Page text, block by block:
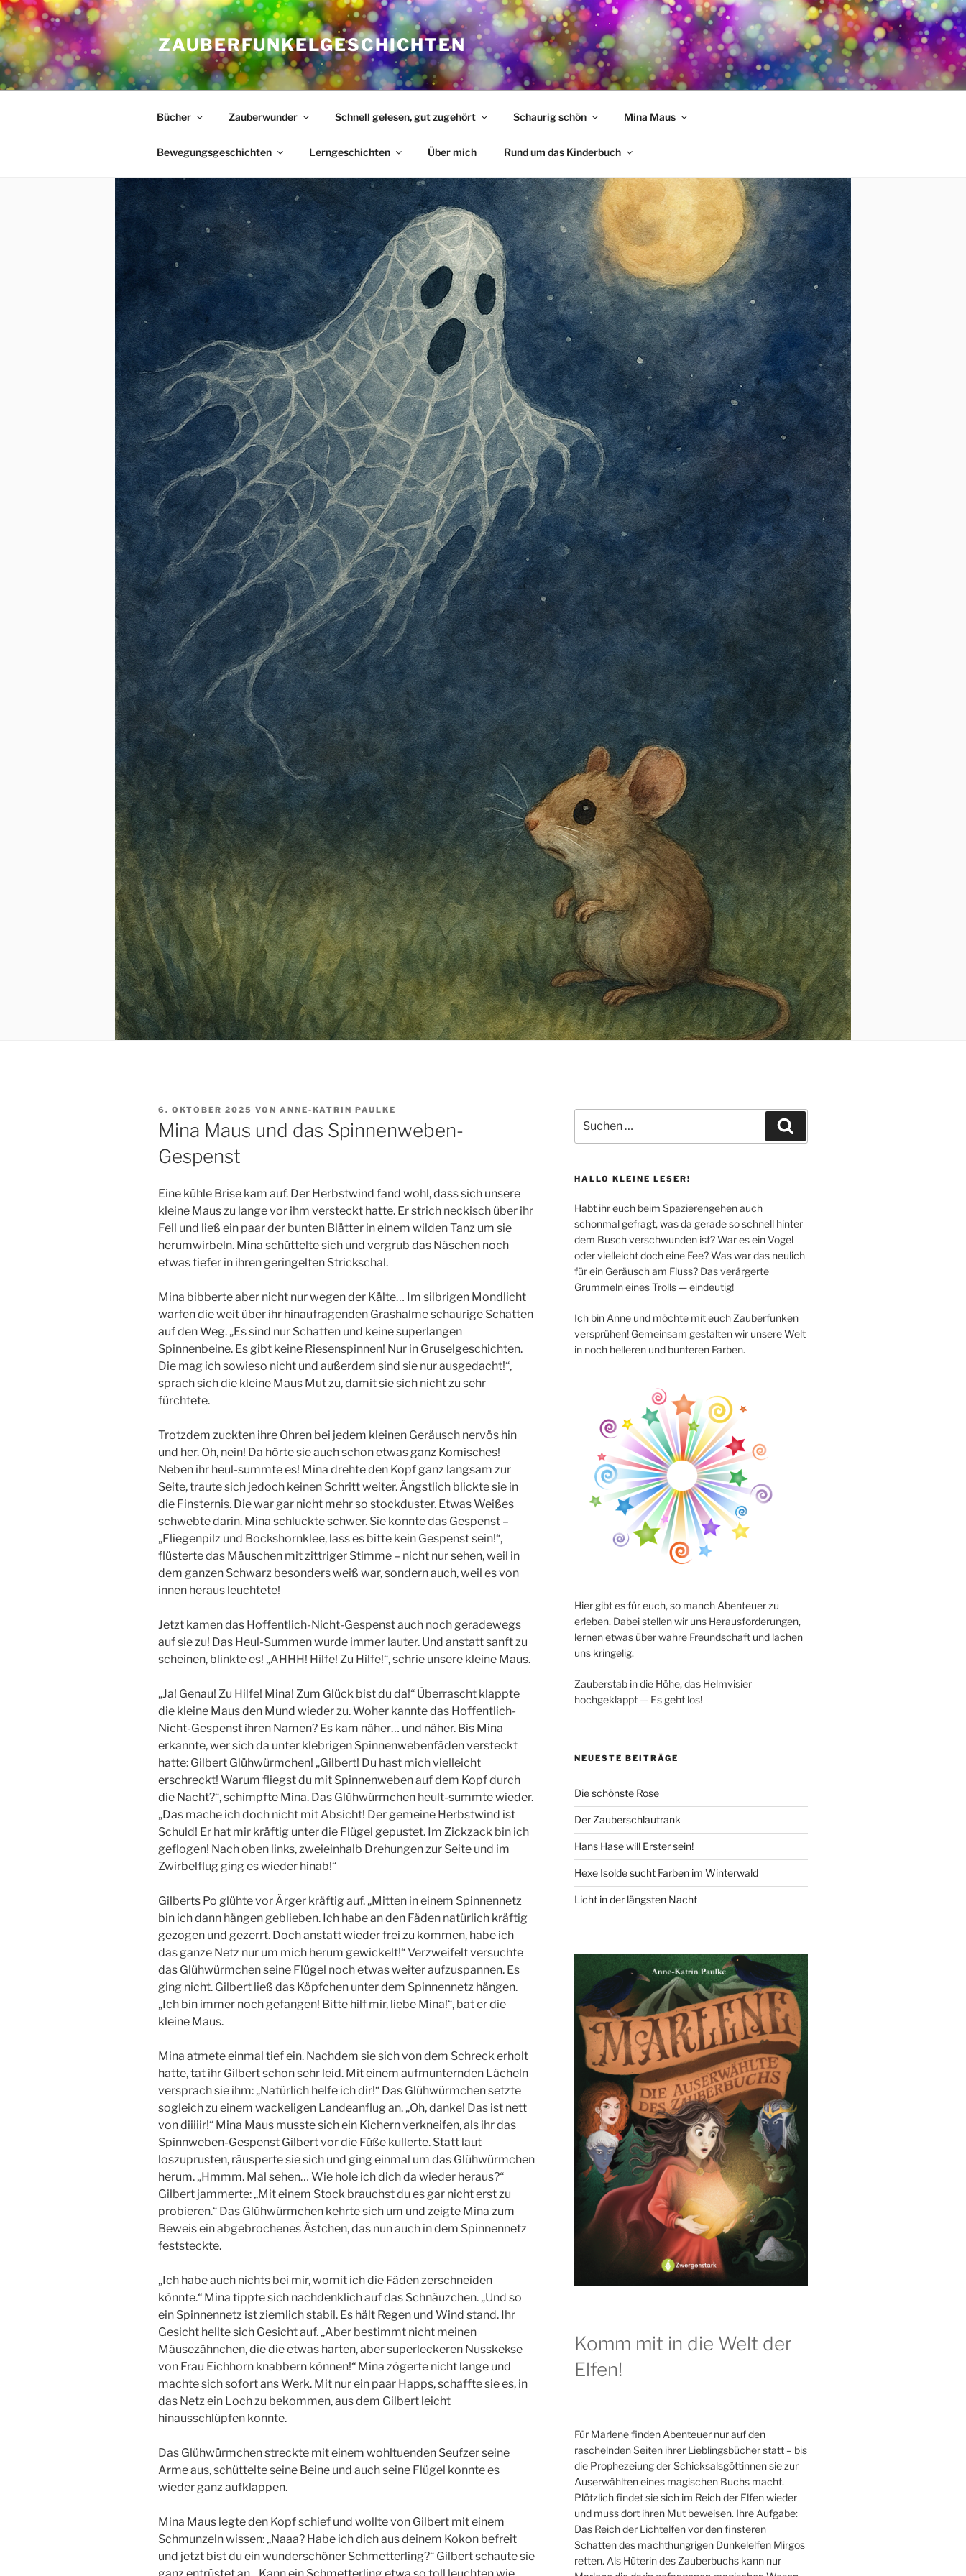
Zum
Inhalt
springen
ZAUBERFUNKELGESCHICHTEN
Bücher Zauberwunder Schnell gelesen, gut zugehört Schaurig schön Mina Maus
Bewegungsgeschichten Lerngeschichten Über mich Rund um das Kinderbuch
VERÖFFENTLICHT
AM
6. OKTOBER 2025 VON ANNE-KATRIN PAULKE
Mina Maus und das Spinnenweben-
Gespenst
Eine kühle Brise kam auf. Der Herbstwind fand wohl, dass sich unsere
kleine Maus zu lange vor ihm versteckt hatte. Er strich neckisch über ihr
Fell und ließ ein paar der bunten Blätter in einem wilden Tanz um sie
herumwirbeln. Mina schüttelte sich und vergrub das Näschen noch
etwas tiefer in ihren geringelten Strickschal.
Mina bibberte aber nicht nur wegen der Kälte… Im silbrigen Mondlicht
warfen die weit über ihr hinaufragenden Grashalme schaurige Schatten
auf den Weg. „Es sind nur Schatten und keine superlangen
Spinnenbeine. Es gibt keine Riesenspinnen! Nur in Gruselgeschichten.
Die mag ich sowieso nicht und außerdem sind sie nur ausgedacht!“,
sprach sich die kleine Maus Mut zu, damit sie sich nicht zu sehr
fürchtete.
Trotzdem zuckten ihre Ohren bei jedem kleinen Geräusch nervös hin
und her. Oh, nein! Da hörte sie auch schon etwas ganz Komisches!
Neben ihr heul-summte es! Mina drehte den Kopf ganz langsam zur
Seite, traute sich jedoch keinen Schritt weiter. Ängstlich blickte sie in
die Finsternis. Die war gar nicht mehr so stockduster. Etwas Weißes
schwebte darin. Mina schluckte schwer. Sie konnte das Gespenst –
„Fliegenpilz und Bockshornklee, lass es bitte kein Gespenst sein!“,
flüsterte das Mäuschen mit zittriger Stimme – nicht nur sehen, weil in
dem ganzen Schwarz besonders weiß war, sondern auch, weil es von
innen heraus leuchtete!
Jetzt kamen das Hoffentlich-Nicht-Gespenst auch noch geradewegs
auf sie zu! Das Heul-Summen wurde immer lauter. Und anstatt sanft zu
scheinen, blinkte es! „AHHH! Hilfe! Zu Hilfe!“, schrie unsere kleine Maus.
„Ja! Genau! Zu Hilfe! Mina! Zum Glück bist du da!“ Überrascht klappte
die kleine Maus den Mund wieder zu. Woher kannte das Hoffentlich-
Nicht-Gespenst ihren Namen? Es kam näher… und näher. Bis Mina
erkannte, wer sich da unter klebrigen Spinnenwebenfäden versteckt
hatte: Gilbert Glühwürmchen! „Gilbert! Du hast mich vielleicht
erschreckt! Warum fliegst du mit Spinnenweben auf dem Kopf durch
die Nacht?“, schimpfte Mina. Das Glühwürmchen heult-summte wieder.
„Das mache ich doch nicht mit Absicht! Der gemeine Herbstwind ist
Schuld! Er hat mir kräftig unter die Flügel gepustet. Im Zickzack bin ich
geflogen! Nach oben links, zweieinhalb Drehungen zur Seite und im
Zwirbelflug ging es wieder hinab!“
Gilberts Po glühte vor Ärger kräftig auf. „Mitten in einem Spinnennetz
bin ich dann hängen geblieben. Ich habe an den Fäden natürlich kräftig
gezogen und gezerrt. Doch anstatt wieder frei zu kommen, habe ich
das ganze Netz nur um mich herum gewickelt!“ Verzweifelt versuchte
das Glühwürmchen seine Flügel noch etwas weiter aufzuspannen. Es
ging nicht. Gilbert ließ das Köpfchen unter dem Spinnennetz hängen.
„Ich bin immer noch gefangen! Bitte hilf mir, liebe Mina!“, bat er die
kleine Maus.
Mina atmete einmal tief ein. Nachdem sie sich von dem Schreck erholt
hatte, tat ihr Gilbert schon sehr leid. Mit einem aufmunternden Lächeln
versprach sie ihm: „Natürlich helfe ich dir!“ Das Glühwürmchen setzte
sogleich zu einem wackeligen Landeanflug an. „Oh, danke! Das ist nett
von diiiiir!“ Mina Maus musste sich ein Kichern verkneifen, als ihr das
Spinnweben-Gespenst Gilbert vor die Füße kullerte. Statt laut
loszuprusten, räusperte sie sich und ging einmal um das Glühwürmchen
herum. „Hmmm. Mal sehen… Wie hole ich dich da wieder heraus?“
Gilbert jammerte: „Mit einem Stock brauchst du es gar nicht erst zu
probieren.“ Das Glühwürmchen kehrte sich um und zeigte Mina zum
Beweis ein abgebrochenes Ästchen, das nun auch in dem Spinnennetz
feststeckte.
„Ich habe auch nichts bei mir, womit ich die Fäden zerschneiden
könnte.“ Mina tippte sich nachdenklich auf das Schnäuzchen. „Und so
ein Spinnennetz ist ziemlich stabil. Es hält Regen und Wind stand. Ihr
Gesicht hellte sich Gesicht auf. „Aber bestimmt nicht meinen
Mäusezähnchen, die die etwas harten, aber superleckeren Nusskekse
von Frau Eichhorn knabbern können!“ Mina zögerte nicht lange und
machte sich sofort ans Werk. Mit nur ein paar Happs, schaffte sie es, in
das Netz ein Loch zu bekommen, aus dem Gilbert leicht
hinausschlüpfen konnte.
Das Glühwürmchen streckte mit einem wohltuenden Seufzer seine
Arme aus, schüttelte seine Beine und auch seine Flügel konnte es
wieder ganz aufklappen.
Mina Maus legte den Kopf schief und wollte von Gilbert mit einem
Schmunzeln wissen: „Naaa? Habe ich dich aus deinem Kokon befreit
und jetzt bist du ein wunderschöner Schmetterling?“ Gilbert schaute sie
nach:
HALLO KLEINE LESER!
Habt ihr euch beim Spazierengehen auch
schonmal gefragt, was da gerade so schnell hinter
dem Busch verschwunden ist? War es ein Vogel
oder vielleicht doch eine Fee? Was war das neulich
für ein Geräusch am Fluss? Das verärgerte
Grummeln eines Trolls — eindeutig!
Ich bin Anne und möchte mit euch Zauberfunken
versprühen! Gemeinsam gestalten wir unsere Welt
in noch helleren und bunteren Farben.
Hier gibt es für euch, so manch Abenteuer zu
erleben. Dabei stellen wir uns Herausforderungen,
lernen etwas über wahre Freundschaft und lachen
uns kringelig.
Zauberstab in die Höhe, das Helmvisier
hochgeklappt — Es geht los!
NEUESTE BEITRÄGE
Die schönste Rose
Der Zauberschlautrank
Hans Hase will Erster sein!
Hexe Isolde sucht Farben im Winterwald
Licht in der längsten Nacht
Komm mit in die Welt der
Elfen!
Für Marlene finden Abenteuer nur auf den
raschelnden Seiten ihrer Lieblingsbücher statt – bis
die Prophezeiung der Schicksalsgöttinnen sie zur
Auserwählten eines magischen Buchs macht.
Plötzlich findet sie sich im Reich der Elfen wieder
und muss dort ihren Mut beweisen. Ihre Aufgabe:
Das Reich der Lichtelfen vor den finsteren
Schatten des machthungrigen Dunkelelfen Mirgos
retten. Als Hüterin des Zauberbuchs kann nur